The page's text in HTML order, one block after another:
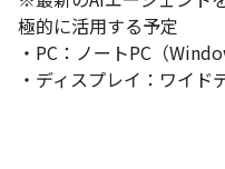
極的に活用する予定
・PC：ノートPC（
・ディスプレイ：ワイド